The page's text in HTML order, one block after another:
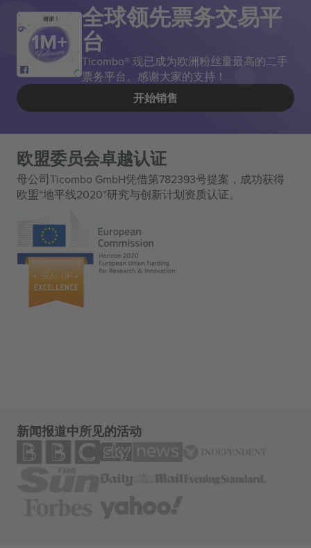
谢谢！ 全球领先票务交易平
台
Ticombo® 现已成为欧洲粉丝量最高的二手
票务平台。感谢大家的支持！
开始销售
欧盟委员会卓越认证
母公司Ticombo GmbH凭借第782393号提案，成功获得
欧盟“地平线2020”研究与创新计划资质认证。
新闻报道中所见的活动